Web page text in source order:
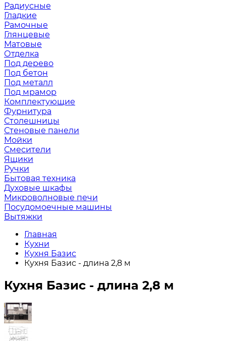
Радиусные
Гладкие
Рамочные
Глянцевые
Матовые
Отделка
Под дерево
Под бетон
Под металл
Под мрамор
Комплектующие
Фурнитура
Столешницы
Стеновые панели
Мойки
Смесители
Ящики
Ручки
Бытовая техника
Духовые шкафы
Микроволновые печи
Посудомоечные машины
Вытяжки
Главная
Кухни
Кухня Базис
Кухня Базис - длина 2,8 м
Кухня Базис - длина 2,8 м